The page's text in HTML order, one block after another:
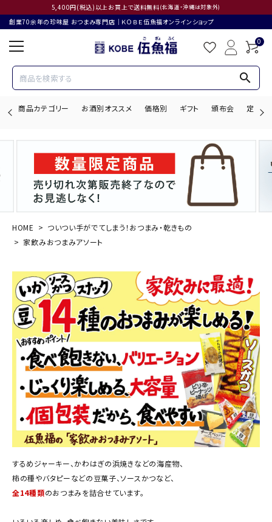
5,400円(税込)以上お買上で送料無料(北海道・沖縄は対象外)
創業70余年の珍味屋 おつまみ専門店│ＫＯＢＥ伍魚福オンラインショップ
0
search
商品カテゴリー お酒別オススメ 価格別 ギフト 頒布会 定期購
search
ACCOUNT MENU
商品カテゴリー
お酒別オススメ
価格別
お問い合わせ
ご利用ガイド
直営店
HOME
ついつい手がでてしまう！おつまみ・乾きもの
家飲みおつまみアソート
するめジャーキー、かわはぎの浜焼きなどの海産物、
柿の種やバタピーなどの豆菓子、ソースかつなど、
全14種類のおつまみを詰合せています。